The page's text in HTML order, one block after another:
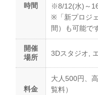
時間
※8/12(水)～
※「新プロジ
間）も可能で
開催
場所
3Dスタジオ,
料金
大人500円、
覧料）